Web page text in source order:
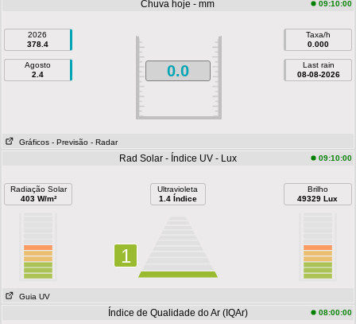
Chuva hoje - mm 09:10:00
2026
378.4
Agosto
2.4
0.0
Taxa/h
0.000
Last rain
08-08-2026
Gráficos - Previsão - Radar
Rad Solar - Índice UV - Lux 09:10:00
Radiação Solar
403 W/m²
Ultravioleta
1.4 Índice
1
Brilho
49329 Lux
Guia UV
Índice de Qualidade do Ar (IQAr) 08:00:00